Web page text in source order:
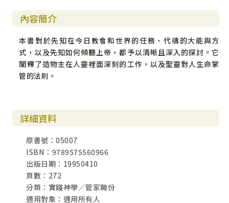
內容簡介
本書對於先知在今日教會和世界的任務、代禱的大能與方
式，以及先知如何傾聽上帝，都予以清晰且深入的探討。它
闡釋了造物主在人靈裡面深刻的工作，以及聖靈對人生命掌
管的法則。
詳細資料
原書號：05007
ISBN：9789575560966
出版日期：19950410
頁數：272
分類：實踐神學／管家職份
適用對象：適用所有人